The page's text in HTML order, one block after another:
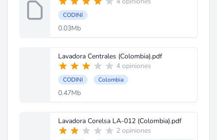
CODINI
0.03Mb
Lavadora Centrales (Colombia).pdf
4 opiniones
CODINI Colombia
0.47Mb
Lavadora Corelsa LA-012 (Colombia).pdf
2 opiniones